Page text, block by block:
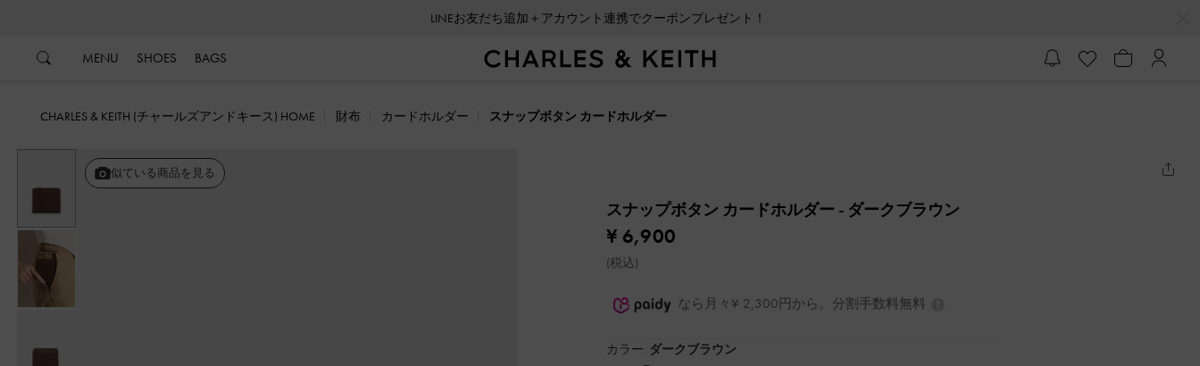
LINEお友だち追加＋アカウント連携でクーポンプレゼント！
MENU SHOES BAGS
CHARLES & KEITH (チャールズアンドキース) HOME 財布 カードホルダー スナップボタン カードホルダー
似ている商品を見る
スナップボタン カードホルダー - ダークブラウン
¥ 6,900
(税込)
なら月々¥ 2,300円から。分割手数料無料
カラー: ダークブラウン